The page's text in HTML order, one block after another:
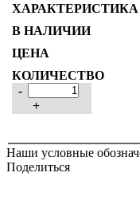
-
+
Наши условные
Поделиться